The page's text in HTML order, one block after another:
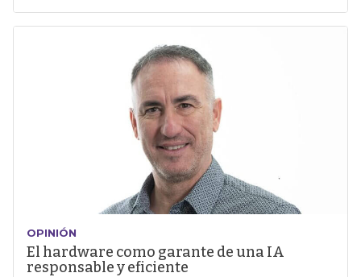
OPINIÓN
El hardware como garante de una IA
responsable y eficiente